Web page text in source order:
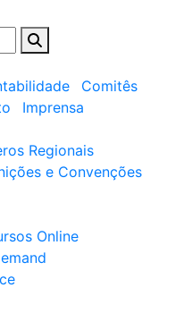
Comitês
Imprensa
Regionais
e Convenções
Online